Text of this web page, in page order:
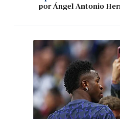
por Ángel Antonio